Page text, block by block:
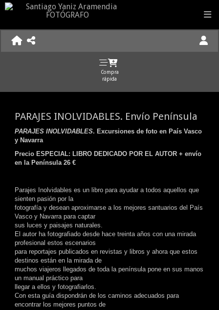
Compra
rápida
PARAJES INOLVIDABLES. Envío Península
PARAJES INOLVIDABLES. Excursiones de foto en País Vasco
y Navarra
Precio ESPECIAL: LIBRO DEDICADO POR EL AUTOR + envío
en la Península 26 €
Parajes Inolvidables es un libro para ayudar a todos aquellos que
sienten pasión por la
fotografía y desean aproximarse a los mejores santuarios del País
Vasco y Navarra para captar
sus luces y paisajes naturales.
El autor ha fotografiado desde hace treinta años con una mirada
profesional estos escenarios
para reportajes publicados en revistas y libros y ahora que estos
destinos están en la mirada de
muchos viajeros llegados de toda la península pone en sus manos
un manual práctico para
llegar a ellos y fotografiarlos.
Con esta guía dispondrán de los caminos adecuados para
encontrar los mejores puntos de